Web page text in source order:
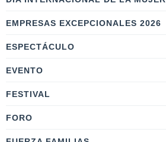
EMPRESAS EXCEPCIONALES 2026
ESPECTÁCULO
EVENTO
FESTIVAL
FORO